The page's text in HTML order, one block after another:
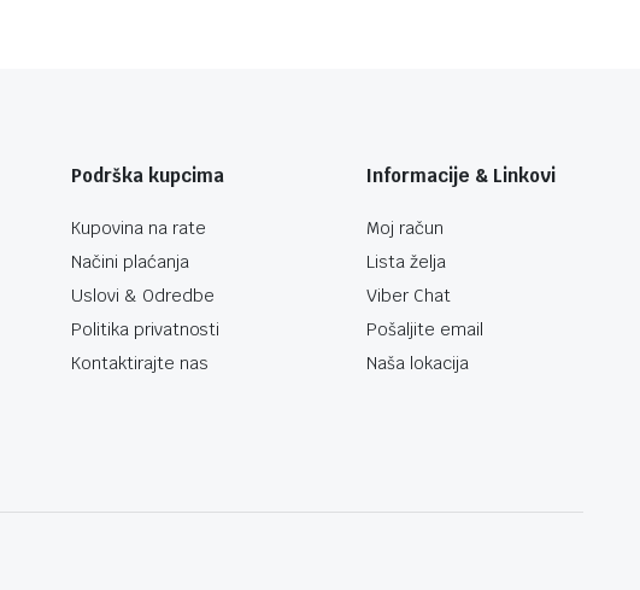
Podrška kupcima
Kupovina na rate
Načini plaćanja
Uslovi & Odredbe
Politika privatnosti
Kontaktirajte nas
Informacije & Linkovi
Moj račun
Lista želja
Viber Chat
Pošaljite email
Naša lokacija